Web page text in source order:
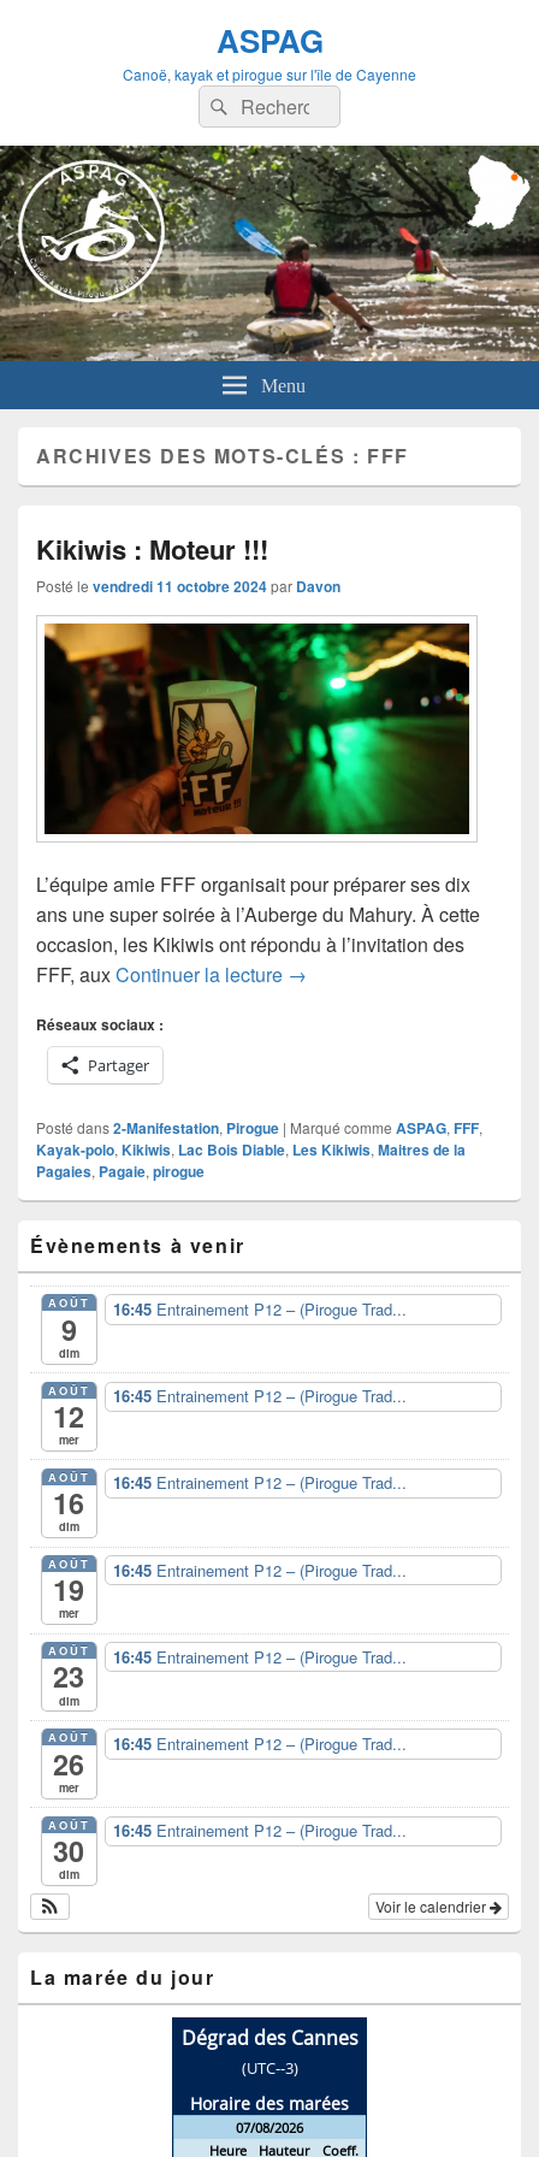
ASPAG
Canoë, kayak et pirogue sur l'île de Cayenne
Recherche :
Rechercher
Menu
ARCHIVES DES MOTS-CLÉS : FFF
Kikiwis : Moteur !!!
Posté le vendredi 11 octobre 2024par Davon
L’équipe amie FFF organisait pour préparer ses dix
ans une super soirée à l’Auberge du Mahury. À cette
occasion, les Kikiwis ont répondu à l’invitation des
FFF, auxContinuer la lecture Kikiwis : Moteur !!!
→
Réseaux sociaux :
Partager
Posté dans2-Manifestation, Pirogue | Marqué comme ASPAG, FFF,
Kayak-polo, Kikiwis, Lac Bois Diable, Les Kikiwis, Maitres de la
Pagaies, Pagaie, pirogue
Zone
principale
de
widget
pour
barre
latérale
Évènements à venir
AOÛT
9
dim
16:45 Entrainement P12 – (Pirogue Trad...
AOÛT
12
mer
16:45 Entrainement P12 – (Pirogue Trad...
AOÛT
16
dim
16:45 Entrainement P12 – (Pirogue Trad...
AOÛT
19
mer
16:45 Entrainement P12 – (Pirogue Trad...
AOÛT
23
dim
16:45 Entrainement P12 – (Pirogue Trad...
AOÛT
26
mer
16:45 Entrainement P12 – (Pirogue Trad...
AOÛT
30
dim
16:45 Entrainement P12 – (Pirogue Trad...
Voir le calendrier
La marée du jour